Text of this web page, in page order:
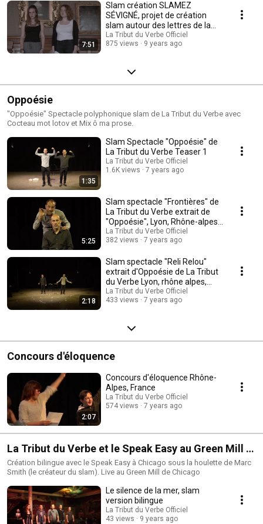
7:51
Slam création SLAMEZ
SÉVIGNÉ, projet de création
slam autour des lettres de la
marquise de Sévigné
La Tribut du Verbe Officiel
875 views
9 years ago
Oppoésie
"Oppoésie" Spectacle polyphonique slam de La Tribut du Verbe avec
Cocteau mot lotov et Mix ô ma prose.
1:35
Slam Spectacle "Oppoésie" de
La Tribut du Verbe Teaser 1
La Tribut du Verbe Officiel
1.6K views
7 years ago
5:25
Slam spectacle "Frontières" de
La Tribut du Verbe extrait de
"Oppoésie", Lyon, Rhône-alpes,
France
La Tribut du Verbe Officiel
382 views
7 years ago
2:18
Slam spectacle "Reli Relou"
extrait d'Oppoésie de La Tribut
du Verbe Lyon, rhône alpes,
France
La Tribut du Verbe Officiel
433 views
7 years ago
Concours d'éloquence
2:07
Concours d'éloquence Rhône-
Alpes, France
La Tribut du Verbe Officiel
574 views
7 years ago
La Tribut du Verbe et le Speak Easy au Green Mill à
Chicago
Création bilingue avec le Speak Easy à Chicago sous la houlette de Marc
Smith (le créateur du slam). Live au Green Mill de Chicago
Le silence de la mer, slam
version bilingue
La Tribut du Verbe Officiel
43 views
9 years ago